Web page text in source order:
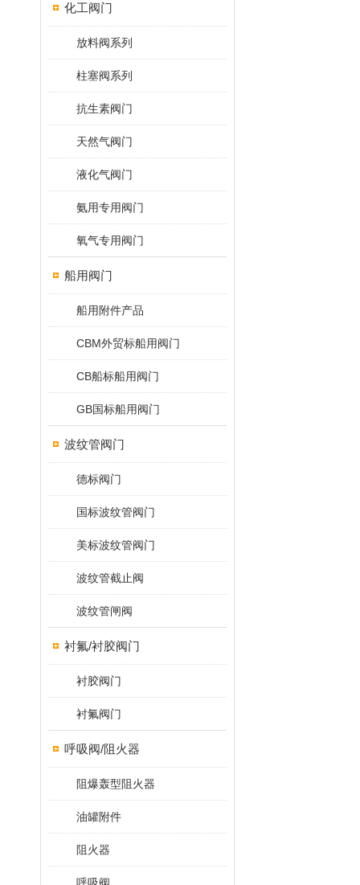
化工阀门
放料阀系列
柱塞阀系列
抗生素阀门
天然气阀门
液化气阀门
氨用专用阀门
氧气专用阀门
船用阀门
船用附件产品
CBM外贸标船用阀门
CB船标船用阀门
GB国标船用阀门
波纹管阀门
德标阀门
国标波纹管阀门
美标波纹管阀门
波纹管截止阀
波纹管闸阀
衬氟/衬胶阀门
衬胶阀门
衬氟阀门
呼吸阀/阻火器
阻爆轰型阻火器
油罐附件
阻火器